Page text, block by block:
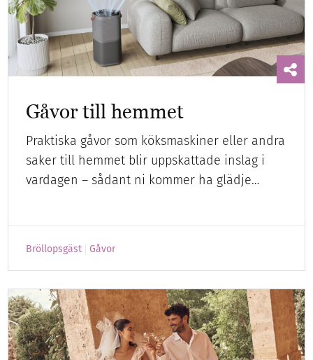
Gåvor till hemmet
Praktiska gåvor som köksmaskiner eller andra
saker till hemmet blir uppskattade inslag i
vardagen – sådant ni kommer ha glädje…
Bröllopsgäst Gåvor